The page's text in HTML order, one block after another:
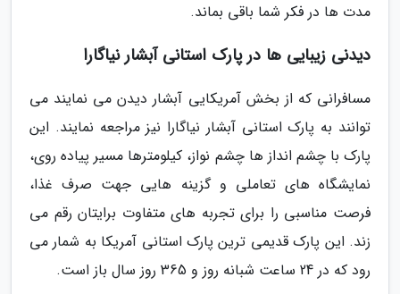
مدت ها در فکر شما باقی بماند.
دیدنی زیبایی ها در پارک استانی آبشار نیاگارا
مسافرانی که از بخش آمریکایی آبشار دیدن می نمایند می
توانند به پارک استانی آبشار نیاگارا نیز مراجعه نمایند. این
پارک با چشم انداز ها چشم نواز، کیلومترها مسیر پیاده روی،
نمایشگاه های تعاملی و گزینه هایی جهت صرف غذا،
فرصت مناسبی را برای تجربه های متفاوت برایتان رقم می
زند. این پارک قدیمی ترین پارک استانی آمریکا به شمار می
رود که در 24 ساعت شبانه روز و 365 روز سال باز است.